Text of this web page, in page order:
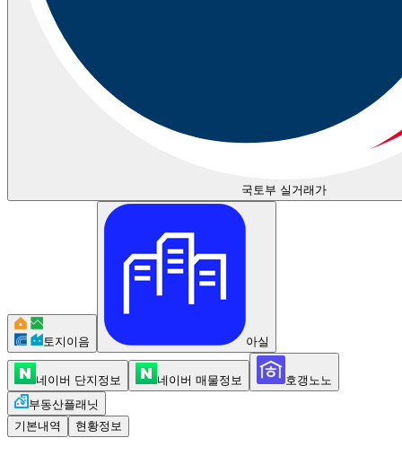
국토부 실거래가
토지이음 아실
네이버 단지정보 네이버 매물정보
호갱노노
부동산플래닛
기본내역
현황정보